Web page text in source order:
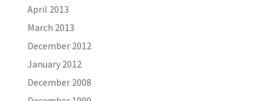
April 2013
March 2013
December 2012
January 2012
December 2008